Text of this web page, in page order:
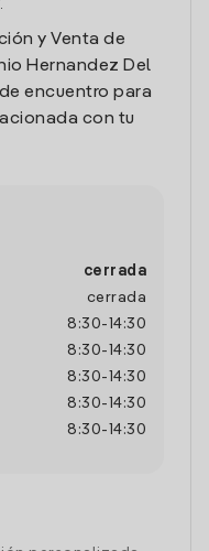
y Venta de
Hernandez Del
encuentro para
con tu
cerrada
cerrada
8:30- 14:30
8:30- 14:30
8:30- 14:30
8:30- 14:30
8:30- 14:30